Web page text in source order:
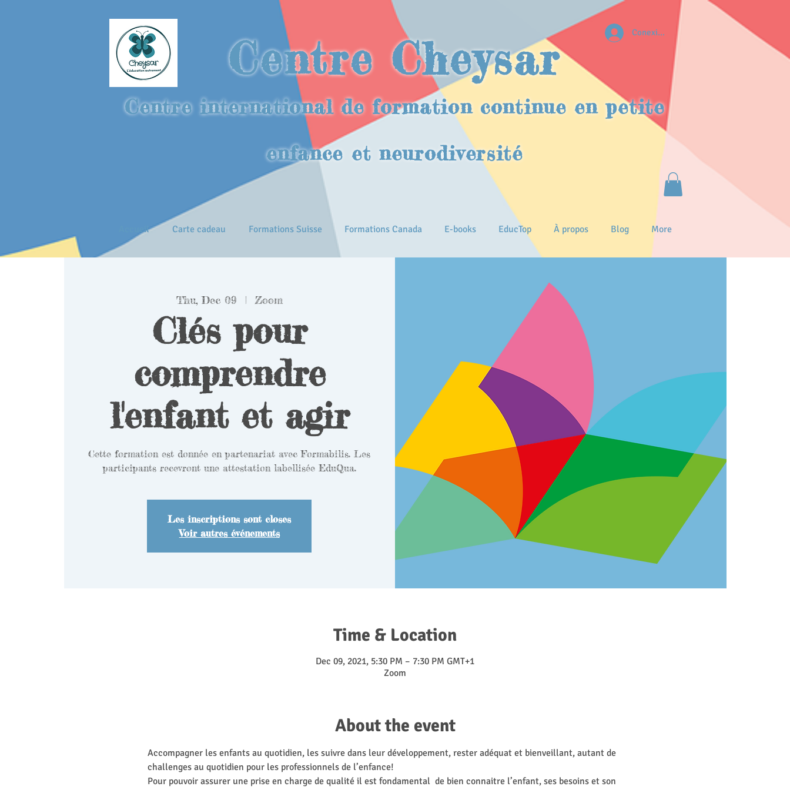
Centre Cheysar
Centre international de formation continue en petite
enfance et neurodiversité
Conexion
Accueil Carte cadeau Formations Suisse Formations Canada E-books EducTop À propos Blog More
Thu, Dec 09
  |
Zoom
Clés pour
comprendre
l'enfant et agir
Cette formation est donnée en partenariat avec Formabilis. Les
participants recevront une attestation labellisée EduQua.
Les inscriptions sont closes
Voir autres événements
Time & Location
Dec 09, 2021, 5:30 PM – 7:30 PM GMT+1
Zoom
About the event
Accompagner les enfants au quotidien, les suivre dans leur développement, rester adéquat et bienveillant, autant de
challenges au quotidien pour les professionnels de l’enfance!
Pour pouvoir assurer une prise en charge de qualité il est fondamental  de bien connaitre l’enfant, ses besoins et son